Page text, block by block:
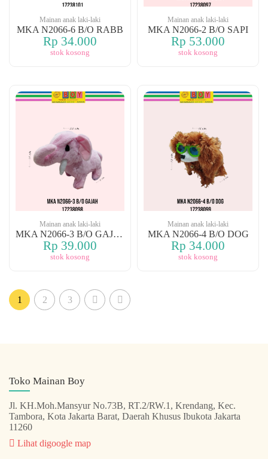
Mainan anak laki-laki
MKA N2066-6 B/O RABB
Rp 34.000
stok kosong
Mainan anak laki-laki
MKA N2066-2 B/O SAPI
Rp 53.000
stok kosong
Mainan anak laki-laki
MKA N2066-3 B/O GAJAH
Rp 39.000
stok kosong
Mainan anak laki-laki
MKA N2066-4 B/O DOG
Rp 34.000
stok kosong
1(current)
2 3
Toko Mainan Boy
Jl. KH.Moh.Mansyur No.73B, RT.2/RW.1, Krendang, Kec.
Tambora, Kota Jakarta Barat, Daerah Khusus Ibukota Jakarta
11260
Lihat digoogle map